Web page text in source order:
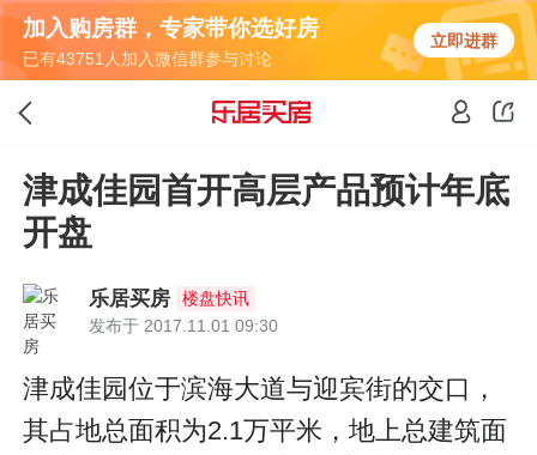
加入购房群，专家带你选好房
已有43751人加入微信群参与讨论
立即进群
津成佳园首开高层产品预计年底
开盘
乐居买房
楼盘快讯
发布于 2017.11.01 09:30
津成佳园位于滨海大道与迎宾街的交口，
其占地总面积为2.1万平米，地上总建筑面